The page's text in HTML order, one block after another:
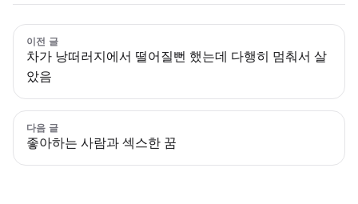
이전 글
차가 낭떠러지에서 떨어질뻔 했는데 다행히 멈춰서 살
았음
다음 글
좋아하는 사람과 섹스한 꿈